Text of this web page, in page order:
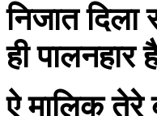
निजात दिला
ही पालनहार
ऐ मालिक तेरे